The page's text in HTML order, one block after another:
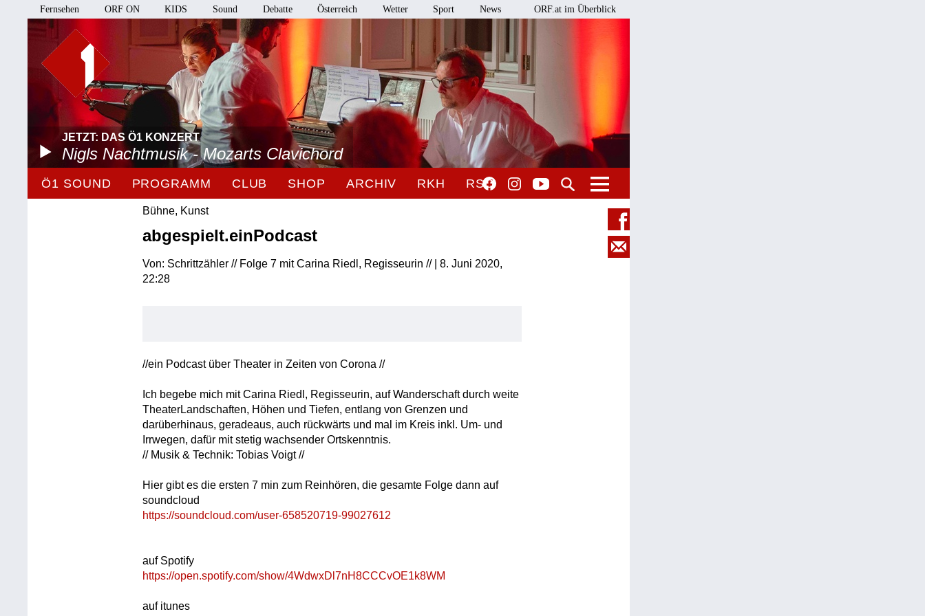
Fernsehen ORF ON KIDS Sound Debatte Österreich Wetter Sport News ORF.at im Überblick
JETZT: DAS Ö1 KONZERT
Nigls Nachtmusik - Mozarts Clavichord
Ö1 SOUND PROGRAMM CLUB SHOP ARCHIV RKH RSO
Bühne, Kunst
abgespielt.einPodcast
Von: Schrittzähler // Folge 7 mit Carina Riedl, Regisseurin // | 8. Juni 2020,
22:28
//ein Podcast über Theater in Zeiten von Corona //
Ich begebe mich mit Carina Riedl, Regisseurin, auf Wanderschaft durch weite
TheaterLandschaften, Höhen und Tiefen, entlang von Grenzen und
darüberhinaus, geradeaus, auch rückwärts und mal im Kreis inkl. Um- und
Irrwegen, dafür mit stetig wachsender Ortskenntnis.
// Musik & Technik: Tobias Voigt //
Hier gibt es die ersten 7 min zum Reinhören, die gesamte Folge dann auf
soundcloud
https://soundcloud.com/user-658520719-99027612
auf Spotify
https://open.spotify.com/show/4WdwxDl7nH8CCCvOE1k8WM
auf itunes